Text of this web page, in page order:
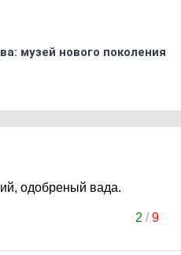
музей нового поколения
одобреный вада.
2 /9